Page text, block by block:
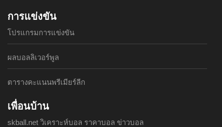
การแข่งขัน
โปรแกรมการแข่งขัน
ผลบอลลิเวอร์พูล
ตารางคะแนนพรีเมียร์ลีก
เพื่อนบ้าน
skball.net วิเคราะห์บอล ราคาบอล ข่าวบอล